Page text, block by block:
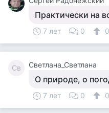
Практически на
7 лет 0 0
Св Светлана_Светлана
О природе, о
7 лет 0 0